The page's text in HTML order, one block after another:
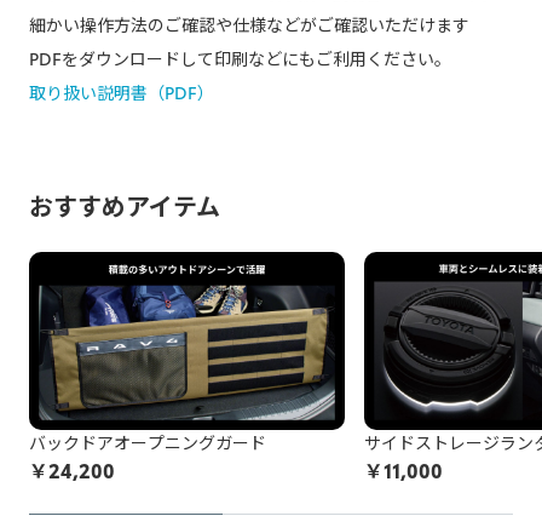
細かい操作方法のご確認や仕様などがご確認いただけます
PDFをダウンロードして印刷などにもご利用ください。
取り扱い説明書（PDF）
おすすめアイテム
バックドアオープニングガード
￥24,200
サイドストレージラン
￥11,000